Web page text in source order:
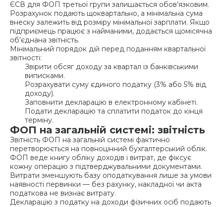
ЄСВ для ФОП третьої групи залишається обов’язковим.
Розрахунок подають щоквартально, а мінімальна сума
внеску залежить від розміру мінімальної зарплати. Якщо
підприємець працює з найманими, додається щомісячна
об’єднана звітність.
Мінімальний порядок дій перед поданням квартальної
звітності:
Звірити обсяг доходу за квартал із банківськими
виписками.
Розрахувати суму єдиного податку (3% або 5% від
доходу).
Заповнити декларацію в електронному кабінеті.
Подати декларацію та сплатити податок до кінця
терміну.
ФОП на загальній системі: звітність
Звітність ФОП на загальній системі фактично
перетворюється на повноцінний бухгалтерський облік.
ФОП веде книгу обліку доходів і витрат, де фіксує
кожну операцію з підтверджувальними документами.
Витрати зменшують базу оподаткування лише за умови
наявності первинки — без рахунку, накладної чи акта
податкова не визнає витрату.
Декларацію з податку на доходи фізичних осіб подають